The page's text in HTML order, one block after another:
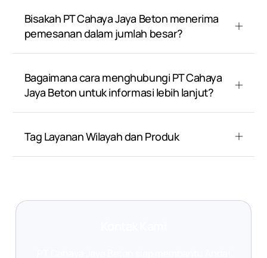
Bisakah PT Cahaya Jaya Beton menerima
pemesanan dalam jumlah besar?
Bagaimana cara menghubungi PT Cahaya
Jaya Beton untuk informasi lebih lanjut?
Tag Layanan Wilayah dan Produk